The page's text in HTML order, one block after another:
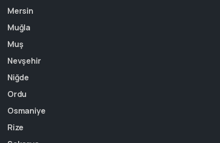
Mersin
Muğla
Muş
Nevşehir
Niğde
Ordu
Osmaniye
Rize